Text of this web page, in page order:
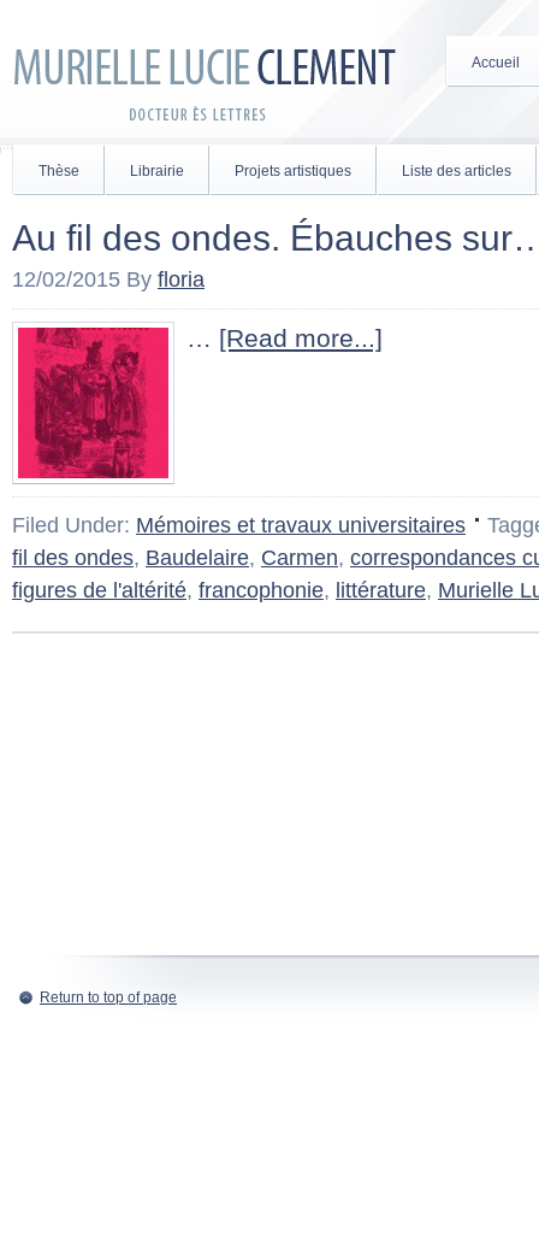
Accueil
Thèse Librairie Projets artistiques Liste des articles
Au fil des ondes. Ébauches
12/02/2015 By floria
… [Read more...]
Filed Under: Mémoires et travaux universitaires
fil des ondes, Baudelaire, Carmen, correspondances
figures de l'altérité, francophonie, littérature, Murielle
Return to top of page